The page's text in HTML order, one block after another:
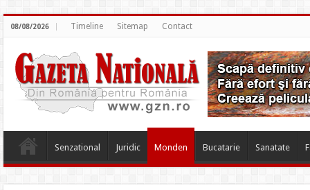
08/08/2026 Timeline Sitemap Contact
Senzational Juridic Monden Bucatarie Sanatate